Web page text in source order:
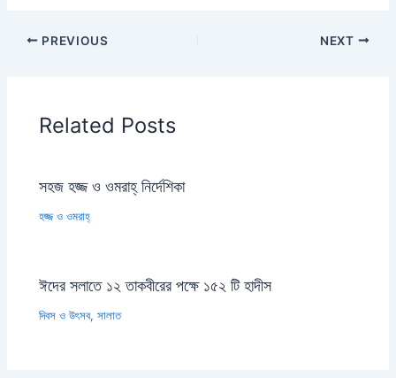
PREVIOUS NEXT
Related Posts
সহজ হজ্জ ও ওমরাহ্‌ নির্দেশিকা
হজ্জ ও ওমরাহ্‌
ঈদের সলাতে ১২ তাকবীরের পক্ষে ১৫২ টি হাদীস
দিবস ও উৎসব,সালাত